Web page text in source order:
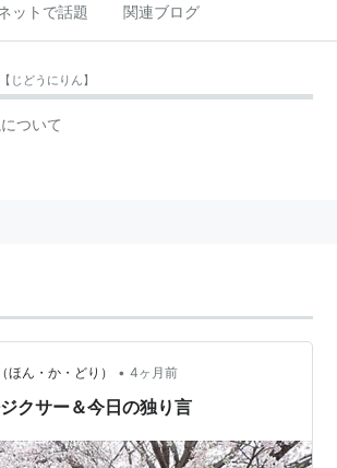
ットで話題 関連ブログ
【 じどうにりん】
ついて
ほん・か・どり） • 4ヶ月前
クサー＆今日の独り言